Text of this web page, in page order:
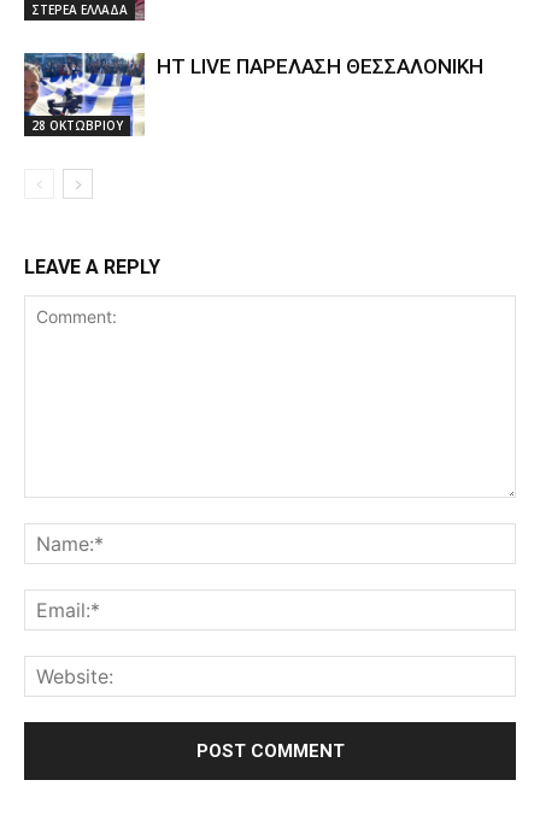
ΣΤΕΡΕΑ ΕΛΛΑΔΑ
28 ΟΚΤΩΒΡΙΟΥ
HT LIVE ΠΑΡΕΛΑΣΗ ΘΕΣΣΑΛΟΝΙΚΗ
LEAVE A REPLY